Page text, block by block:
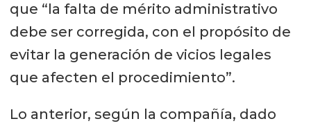
que “la falta de mérito administrativo
debe ser corregida, con el propósito de
evitar la generación de vicios legales
que afecten el procedimiento”.
Lo anterior, según la compañía, dado